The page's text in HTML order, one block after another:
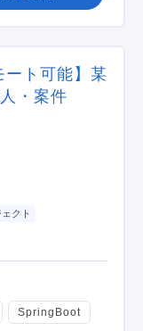
ート可能】某
・案件
クト
SpringBoot